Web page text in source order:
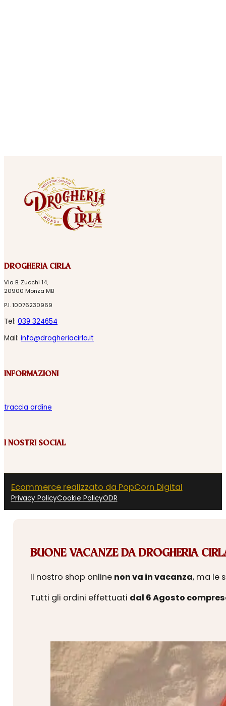
DROGHERIA CIRLA
Via B. Zucchi 14,
20900 Monza MB
P.I. 10076230969
Tel: 039 324654
Mail: info@drogheriacirla.it
INFORMAZIONI
traccia ordine
I NOSTRI SOCIAL
Ecommerce realizzato da PopCorn Digital
Privacy PolicyCookie PolicyODR
BUONE VACANZE DA DROGHERIA
Il nostro shop online non va in vacanza, ma le
Tutti gli ordini effettuati dal 6 Agosto